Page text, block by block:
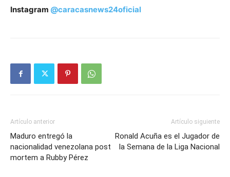
Instagram @caracasnews24oficial
Artículo anterior
Maduro entregó la
nacionalidad venezolana post
mortem a Rubby Pérez
Artículo siguiente
Ronald Acuña es el Jugador de
la Semana de la Liga Nacional